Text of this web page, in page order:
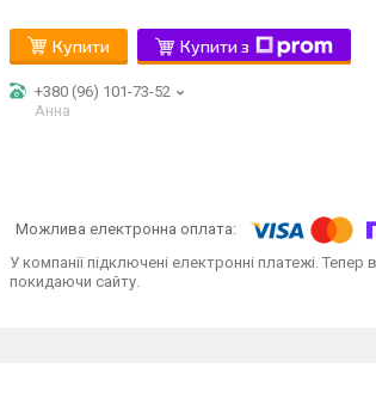
Купити Купити з
+380 (96) 101-73-52
Анна
У компанії підключені електронні платежі.
покидаючи сайту.